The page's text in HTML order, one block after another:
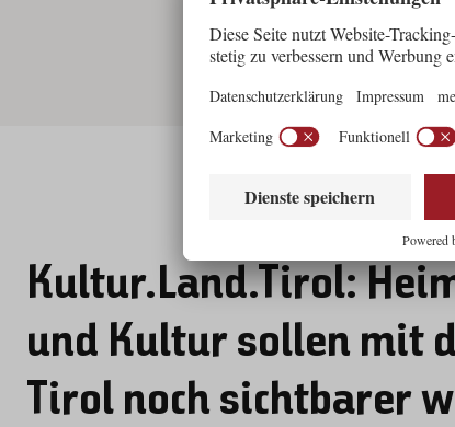
Kultur.Land.Tirol:
und Kultur sollen mit
Tirol noch sichtbarer